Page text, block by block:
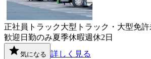
正社員 トラック大型トラック・大型免許
歓迎 日勤のみ夏季休暇週休2日
気になる 詳しく見る